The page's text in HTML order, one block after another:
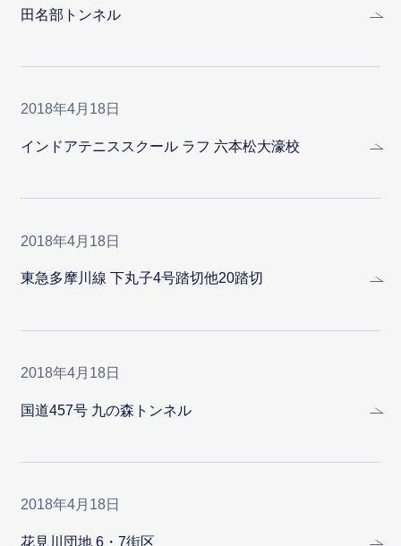
田名部トンネル
2018年4月18日
インドアテニススクール ラフ 六本松大濠校
2018年4月18日
東急多摩川線 下丸子4号踏切他20踏切
2018年4月18日
国道457号 九の森トンネル
2018年4月18日
花見川団地 6・7街区